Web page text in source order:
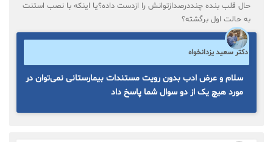
حال قلب بنده چنددرصدازتوانش را ازدست داده؟یا اینکه با نصب استنت
به حالت اول برگشته؟
دکتر سعید یزدانخواه
سلام و عرض ادب بدون رویت مستندات بیمارستانی نمی‌توان در
مورد هیچ یک از دو سوال شما پاسخ داد